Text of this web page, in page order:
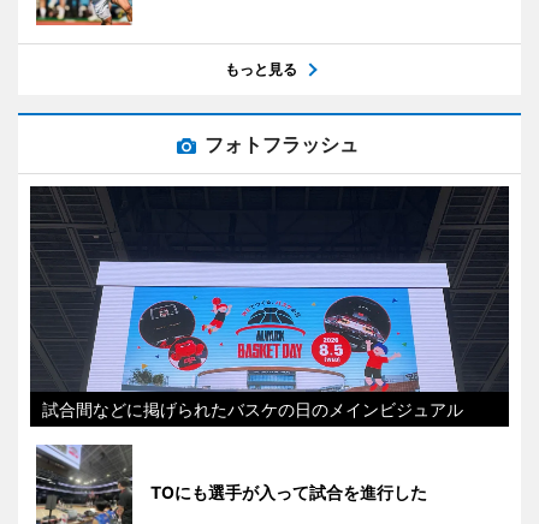
もっと見る
フォトフラッシュ
試合間などに掲げられたバスケの日のメインビジュアル
TOにも選手が入って試合を進行した